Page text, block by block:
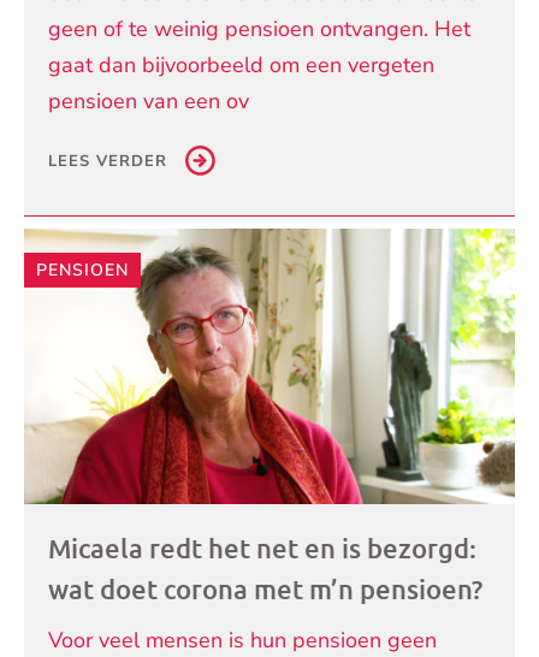
geen of te weinig pensioen ontvangen. Het
gaat dan bijvoorbeeld om een vergeten
pensioen van een ov
LEES VERDER
PENSIOEN
Micaela redt het net en is bezorgd:
wat doet corona met m’n pensioen?
Voor veel mensen is hun pensioen geen